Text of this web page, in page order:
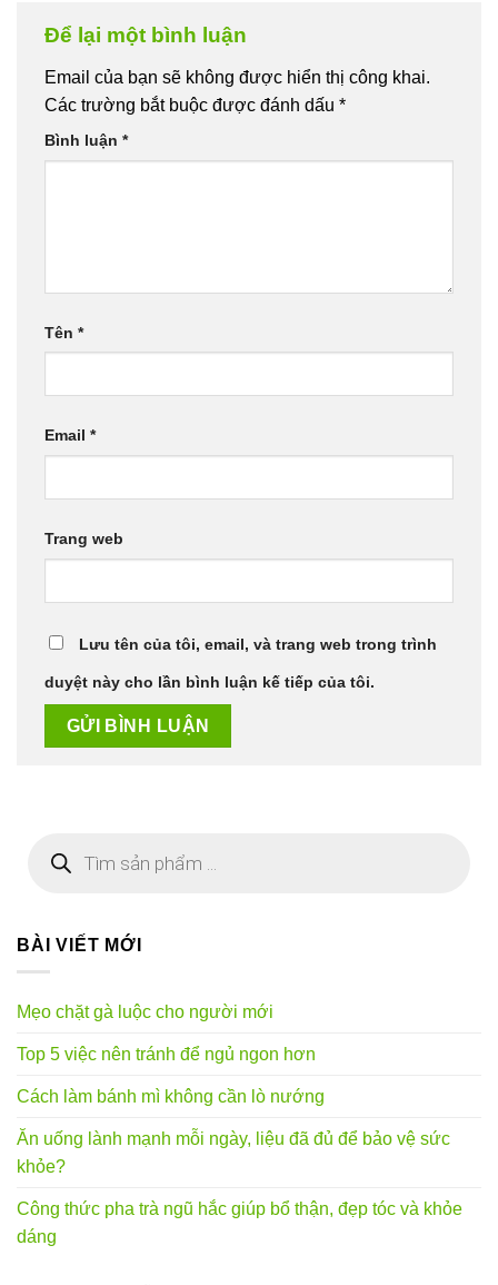
Để lại một bình luận
Email của bạn sẽ không được hiển thị công khai.
Các trường bắt buộc được đánh dấu *
Bình luận *
Tên *
Email *
Trang web
Lưu tên của tôi, email, và trang web trong trình
duyệt này cho lần bình luận kế tiếp của tôi.
kiếm
BÀI VIẾT MỚI
Mẹo chặt gà luộc cho người mới
Top 5 việc nên tránh để ngủ ngon hơn
Cách làm bánh mì không cần lò nướng
Ăn uống lành mạnh mỗi ngày, liệu đã đủ để bảo vệ sức
khỏe?
Công thức pha trà ngũ hắc giúp bổ thận, đẹp tóc và khỏe
dáng